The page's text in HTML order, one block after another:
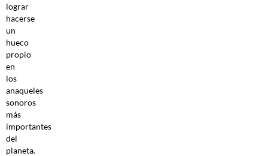
lograr
hacerse
un
hueco
propio
en
los
anaqueles
sonoros
más
importantes
del
planeta.